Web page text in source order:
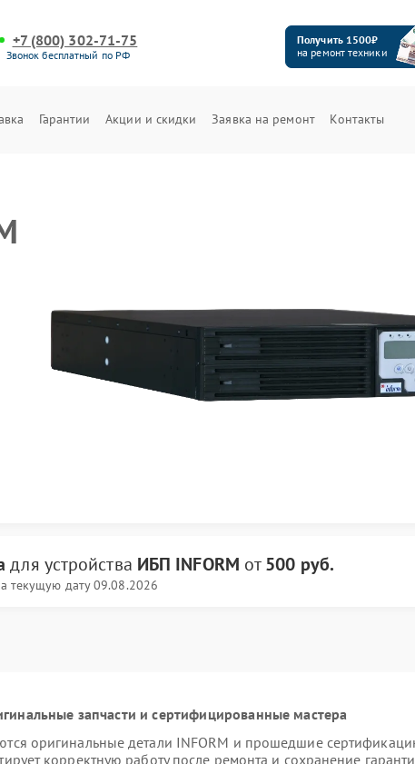
+7 (800) 302-71-75
Звонок бесплатный по РФ
Получить 1500₽
на ремонт техники
Гарантии Акции и скидки Заявка на ремонт Контакты
для устройства ИБП INFORM от500 руб.
текущую дату 09.08.2026
запчасти и сертифицированные мастера
оригинальные детали INFORM и прошедшие
корректную работу после ремонта и сохранение